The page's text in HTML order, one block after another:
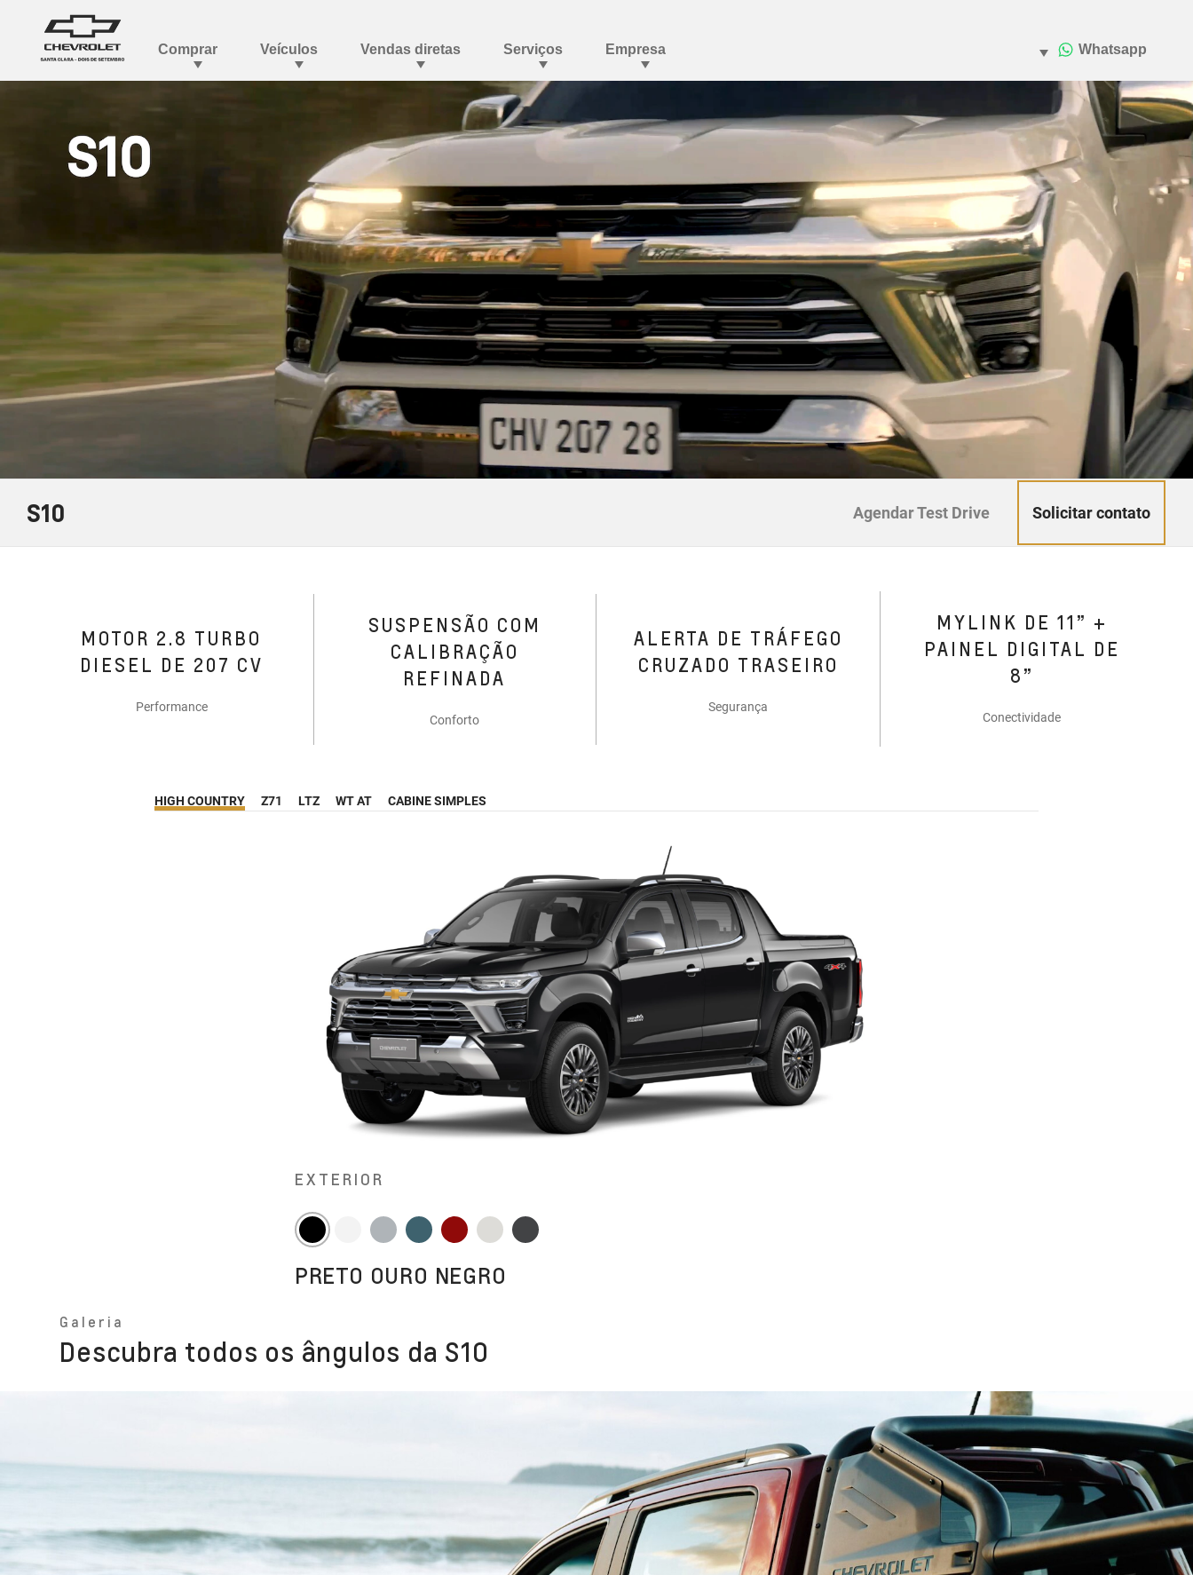
S10 Agendar Test Drive Solicitar contato
MOTOR 2.8 TURBO
DIESEL DE 207 CV
Performance
SUSPENSÃO COM
CALIBRAÇÃO
REFINADA
Conforto
ALERTA DE TRÁFEGO
CRUZADO TRASEIRO
Segurança
MYLINK DE 11” +
PAINEL DIGITAL DE
8”
Conectividade
HIGH COUNTRY Z71 LTZ WT AT CABINE SIMPLES
EXTERIOR
PRETO OURO NEGRO
Galeria
Descubra todos os ângulos da S10